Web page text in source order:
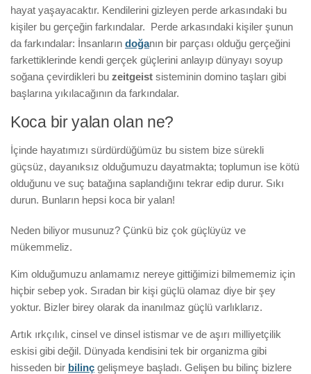
hayat yaşayacaktır. Kendilerini gizleyen perde arkasındaki bu
kişiler bu gerçeğin farkındalar. Perde arkasındaki kişiler şunun
da farkındalar: İnsanların doğanın bir parçası olduğu gerçeğini
farkettiklerinde kendi gerçek güçlerini anlayıp dünyayı soyup
soğana çevirdikleri bu zeitgeist sisteminin domino taşları gibi
başlarına yıkılacağının da farkındalar.
Koca bir yalan olan ne?
İçinde hayatımızı sürdürdüğümüz bu sistem bize sürekli
güçsüz, dayanıksız olduğumuzu dayatmakta; toplumun ise kötü
olduğunu ve suç batağına saplandığını tekrar edip durur. Sıkı
durun. Bunların hepsi koca bir yalan!
Neden biliyor musunuz? Çünkü biz çok güçlüyüz ve
mükemmeliz.
Kim olduğumuzu anlamamız nereye gittiğimizi bilmememiz için
hiçbir sebep yok. Sıradan bir kişi güçlü olamaz diye bir şey
yoktur. Bizler birey olarak da inanılmaz güçlü varlıklarız.
Artık ırkçılık, cinsel ve dinsel istismar ve de aşırı milliyetçilik
eskisi gibi değil. Dünyada kendisini tek bir organizma gibi
hisseden bir bilinç gelişmeye başladı. Gelişen bu bilinç bizlere